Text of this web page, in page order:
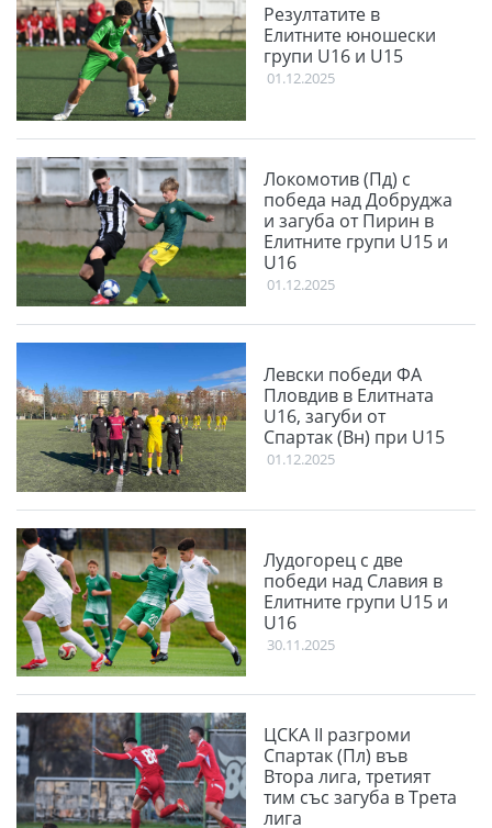
Резултатите в
Елитните юношески
групи U16 и U15
01.12.2025
Локомотив (Пд) с
победа над Добруджа
и загуба от Пирин в
Елитните групи U15 и
U16
01.12.2025
Левски победи ФА
Пловдив в Елитната
U16, загуби от
Спартак (Вн) при U15
01.12.2025
Лудогорец с две
победи над Славия в
Елитните групи U15 и
U16
30.11.2025
ЦСКА II разгроми
Спартак (Пл) във
Втора лига, третият
тим със загуба в Трета
лига